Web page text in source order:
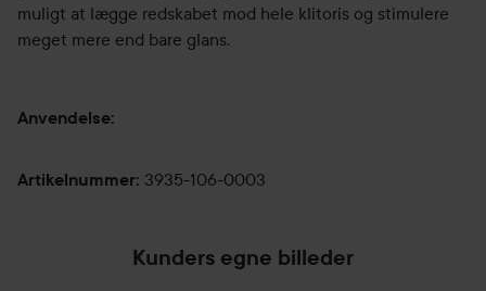
muligt at lægge redskabet mod hele klitoris og stimulere
meget mere end bare glans.
Anvendelse:
Artikelnummer: 3935-106-0003
Kunders egne billeder